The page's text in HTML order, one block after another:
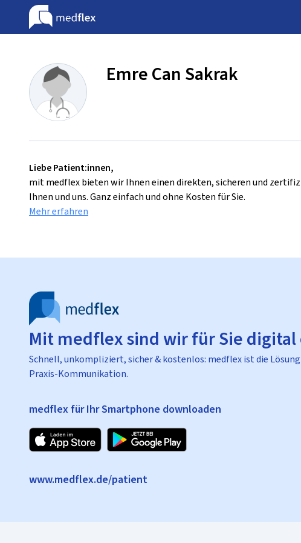
Emre Can Sakrak
Liebe Patient:innen,
mit medflex bieten wir Ihnen einen direkten, sicheren und
Ihnen und uns. Ganz einfach und ohne Kosten für Sie.
Mehr erfahren
Mit medflex sind wir für Sie digital
Schnell, unkompliziert, sicher & kostenlos: medflex ist die
Praxis-Kommunikation.
medflex für Ihr Smartphone downloaden
www.medflex.de/patient